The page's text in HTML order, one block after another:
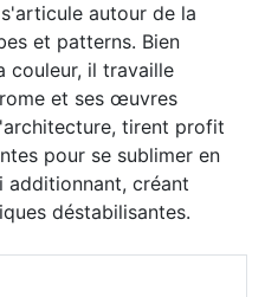
autour de la
et patterns. Bien
couleur, il travaille
et ses œuvres
tirent profit
pour se sublimer en
additionnant, créant
déstabilisantes.